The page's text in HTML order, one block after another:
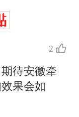
2
待安徽牵
果会如